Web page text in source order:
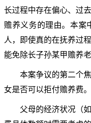
长过程中存在偏心、过
赡养义务的理由。本案
人，即使真的在抚养过
能免除长子孙某甲赡养
本案争议的第二个焦
女是否可以拒付赡养费。
父母的经济状况（如